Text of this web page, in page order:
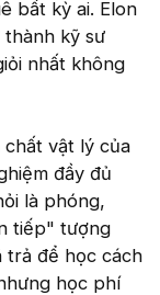
bất kỳ ai. Elon
kỹ sư
nhất không
vật lý của
đầy đủ
là phóng,
tiếp" tượng
trả để học cách
học phí